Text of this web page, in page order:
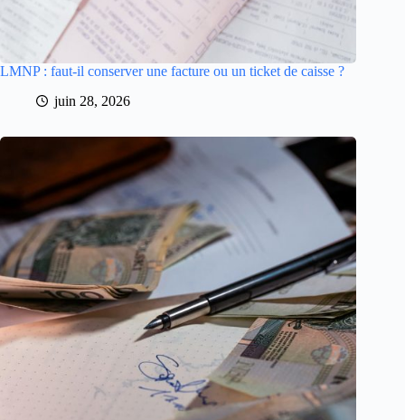
LMNP : faut-il conserver une facture ou un ticket de caisse ?
juin 28, 2026